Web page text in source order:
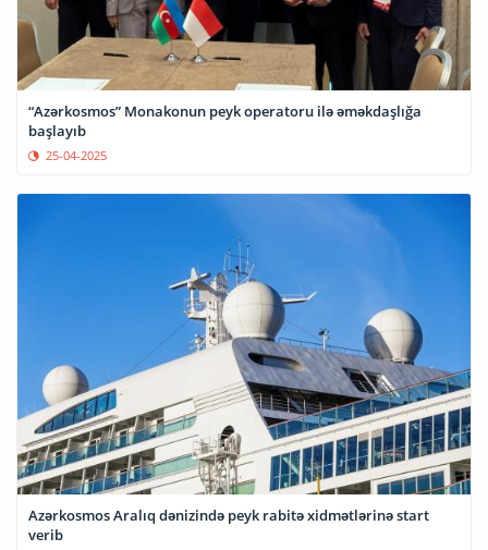
“Azərkosmos” Monakonun peyk operatoru ilə əməkdaşlığa
başlayıb
25-04-2025
Azərkosmos Aralıq dənizində peyk rabitə xidmətlərinə start
verib